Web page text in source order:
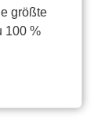
größte
100 %